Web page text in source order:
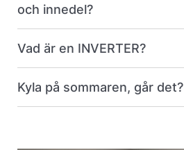
och innedel?
Vad är en INVERTER?
Kyla på sommaren, går det?